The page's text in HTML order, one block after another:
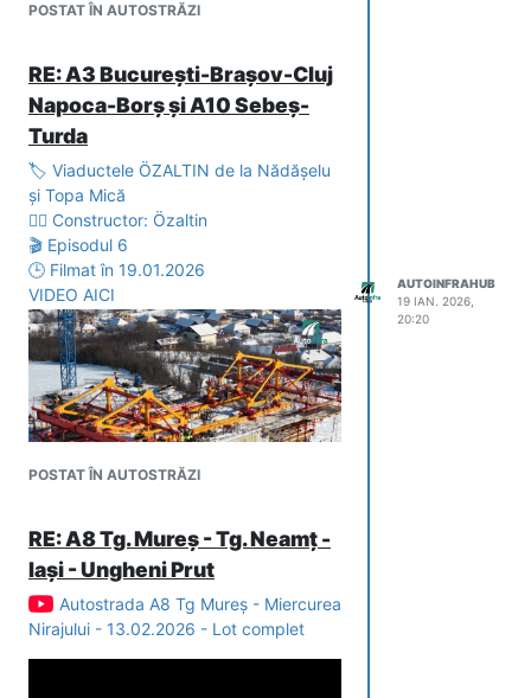
POSTAT ÎN AUTOSTRĂZI
RE: A3 București-Brașov-Cluj
Napoca-Borș și A10 Sebeș-
Turda
🏷️ Viaductele ÖZALTIN de la Nădășelu
și Topa Mică
👷‍♂️ Constructor: Özaltin
🎬 Episodul 6
🕒 Filmat în 19.01.2026
VIDEO AICI
POSTAT ÎN AUTOSTRĂZI
AUTOINFRAHUB
19 IAN. 2026,
20:20
RE: A8 Tg. Mureș - Tg. Neamț -
Iași - Ungheni Prut
Autostrada A8 Tg Mureș - Miercurea
Nirajului - 13.02.2026 - Lot complet